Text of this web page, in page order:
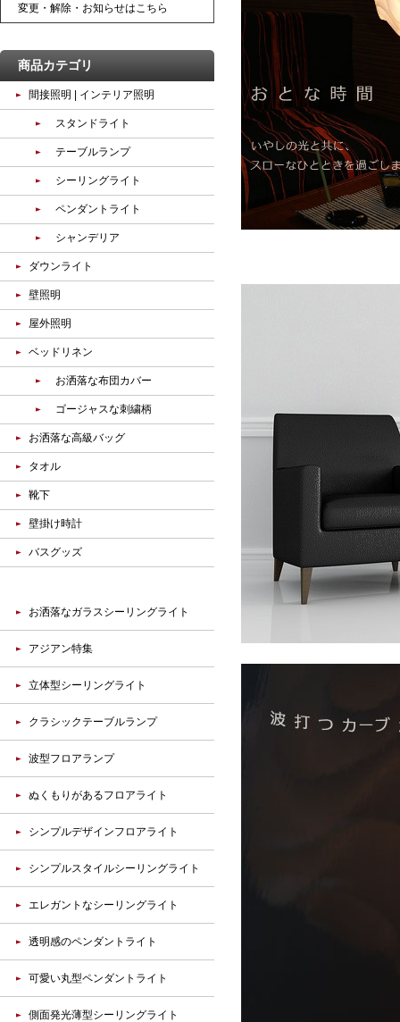
変更・解除・お知らせはこちら
商品カテゴリ
間接照明 | インテリア照明
スタンドライト
テーブルランプ
シーリングライト
ペンダントライト
シャンデリア
ダウンライト
壁照明
屋外照明
ベッドリネン
お洒落な布団カバー
ゴージャスな刺繍柄
お洒落な高級バッグ
タオル
靴下
壁掛け時計
バスグッズ
お洒落なガラスシーリングライト
アジアン特集
立体型シーリングライト
クラシックテーブルランプ
波型フロアランプ
ぬくもりがあるフロアライト
シンプルデザインフロアライト
シンプルスタイルシーリングライト
エレガントなシーリングライト
透明感のペンダントライト
可愛い丸型ペンダントライト
側面発光薄型シーリングライト